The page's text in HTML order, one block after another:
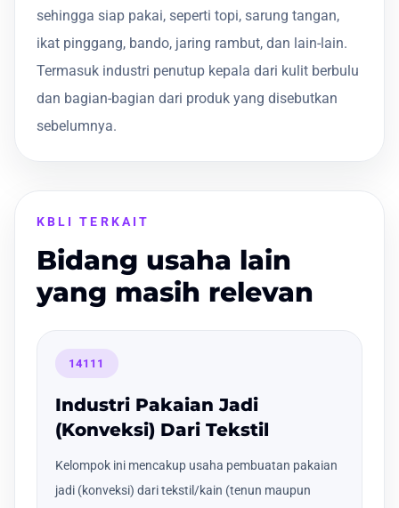
sehingga siap pakai, seperti topi, sarung tangan,
ikat pinggang, bando, jaring rambut, dan lain-lain.
Termasuk industri penutup kepala dari kulit berbulu
dan bagian-bagian dari produk yang disebutkan
sebelumnya.
KBLI TERKAIT
Bidang usaha lain
yang masih relevan
14111
Industri Pakaian Jadi
(Konveksi) Dari Tekstil
Kelompok ini mencakup usaha pembuatan pakaian
jadi (konveksi) dari tekstil/kain (tenun maupun